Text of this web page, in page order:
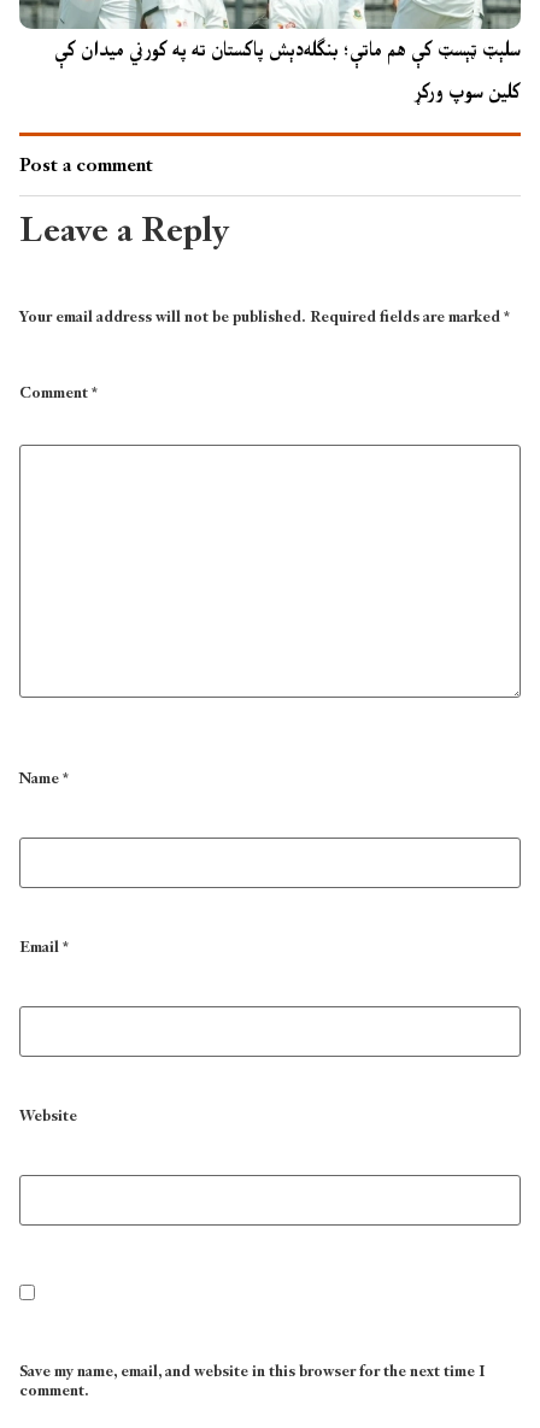
سلېټ ټېسټ کې هم ماتې؛ بنګله‌دېش پاکستان ته په کورني میدان کې
کلین سوپ ورکړ
Post a comment
Leave a Reply
Your email address will not be published.Required fields are marked*
Comment*
Name*
Email*
Website
Save my name, email, and website in this browser for the next time I
comment.